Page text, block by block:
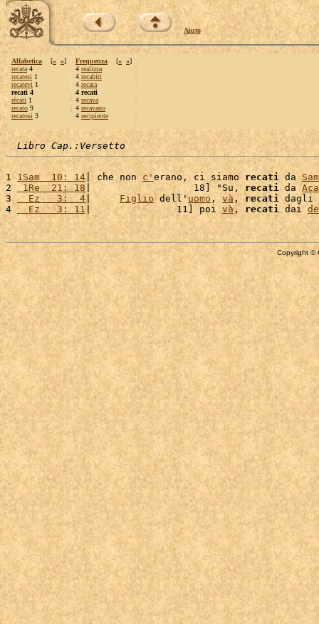
Aiuto
Alfabetica [« »]
recata 4
recatesi 1
recatevi 1
recati 4
rècati 1
recato 9
recatosi 3
Frequenza [« »]
4 realizza
4 recabiti
4 recata
4 recati
4 recava
4 recavano
4 recipiente
Libro Cap.:Versetto
1 1Sam  10: 14| che non c' erano, ci siamo recati da
2
1Re  21: 18 |                  18] "Su, recati da
3
  Ez   3:  4
| Figlio dell'uomo , và, recati dagli
4
  Ez   3: 11
|               11] poi và , recati dai
Copyright ©